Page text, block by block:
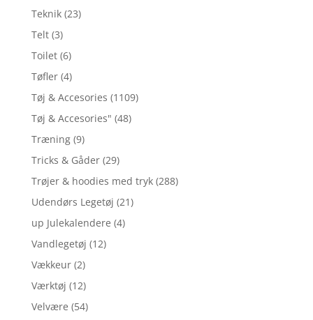
Teknik (23)
Telt (3)
Toilet (6)
Tøfler (4)
Tøj & Accesories (1109)
Tøj & Accesories" (48)
Træning (9)
Tricks & Gåder (29)
Trøjer & hoodies med tryk (288)
Udendørs Legetøj (21)
up Julekalendere (4)
Vandlegetøj (12)
Vækkeur (2)
Værktøj (12)
Velvære (54)